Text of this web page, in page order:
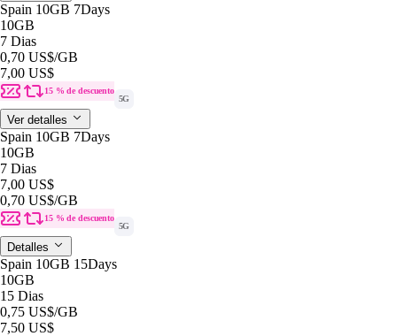
Spain 10GB 7Days
10GB
7 Dias
0,70 US$/GB
7,00 US$
15 % de descuento
5G
Ver detalles
Spain 10GB 7Days
10GB
7 Dias
7,00 US$
0,70 US$/GB
15 % de descuento
5G
Detalles
Spain 10GB 15Days
10GB
15 Dias
0,75 US$/GB
7,50 US$